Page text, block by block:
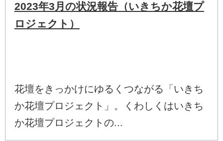
2023年3月の状況報告（いきちか花壇プ
ロジェクト）
花壇をきっかけにゆるくつながる「いきち
か花壇プロジェクト」。くわしくはいきち
か花壇プロジェクトの...